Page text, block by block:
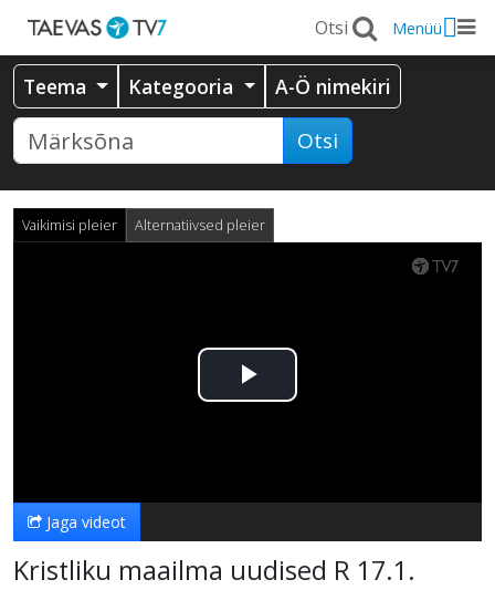
Menüü
Teema Kategooria A-Ö nimekiri
Otsi
Vaikimisi pleier Alternatiivsed pleier
Esita
Jaga videot
Kristliku maailma uudised R 17.1.